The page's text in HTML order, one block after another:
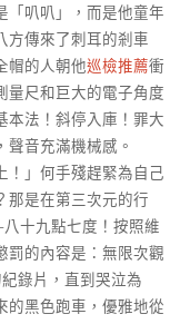
「叭叭」，而是他童年
方傳來了刺耳的剎車
帽的人朝他巡檢推薦衝
量尺和巨大的電子角度
本法！斜停入庫！罪大
音充滿機械感。
！」何手殘趕緊為自己
那是在第三次元的行
十九點七度！按照維
罰的內容是：無限次觀
錄片，直到哭泣為
的黑色跑車，優雅地從